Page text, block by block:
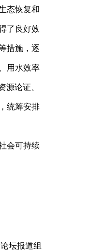
态恢复和
了良好效
措施，逐
用水效率
源论证、
统筹安排
会可持续
坛报道组